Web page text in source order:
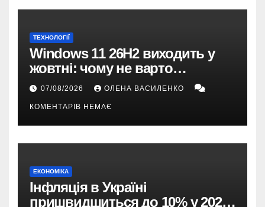
ТЕХНОЛОГІЇ
Windows 11 26H2 виходить у
жовтні: чому не варто
пропускати це оновлення
07/08/2026 ОЛЕНА ВАСИЛЕНКО
КОМЕНТАРІВ НЕМАЄ
ЕКОНОМІКА
Інфляція в Україні
пришвидшиться до 10% у 2026